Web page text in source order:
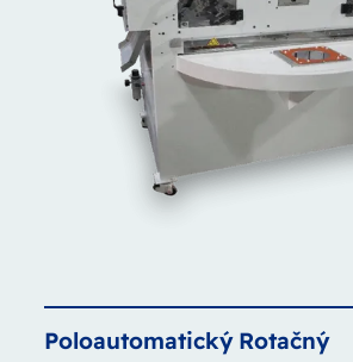
Poloautomatický Rotačný